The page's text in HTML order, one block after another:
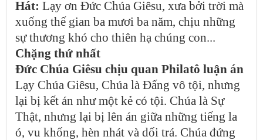
Hát: Lạy ơn Đức Chúa Giêsu, xưa bởi trời mà
xuống thế gian ba mươi ba năm, chịu những
sự thương khó cho thiên hạ chúng con...
Chặng thứ nhất
Đức Chúa Giêsu chịu quan Philatô luận án
Lạy Chúa Giêsu, Chúa là Đấng vô tội, nhưng
lại bị kết án như một kẻ có tội. Chúa là Sự
Thật, nhưng lại bị lên án giữa những tiếng la
ó, vu khống, hèn nhát và dối trá. Chúa đứng